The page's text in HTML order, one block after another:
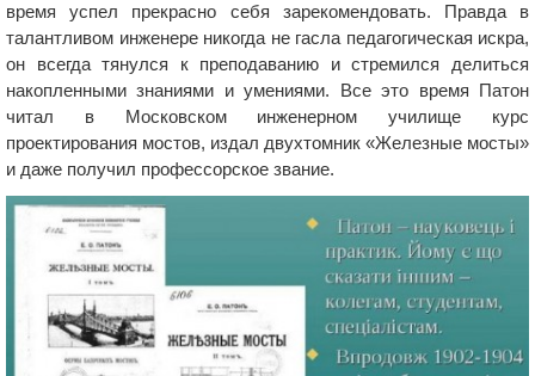
время успел прекрасно себя зарекомендовать. Правда в
талантливом инженере никогда не гасла педагогическая искра,
он всегда тянулся к преподаванию и стремился делиться
накопленными знаниями и умениями. Все это время Патон
читал в Московском инженерном училище курс
проектирования мостов, издал двухтомник «Железные мосты»
и даже получил профессорское звание.